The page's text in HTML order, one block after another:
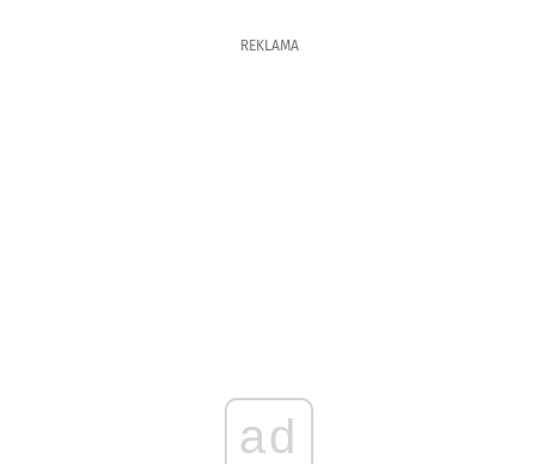
REKLAMA
ad